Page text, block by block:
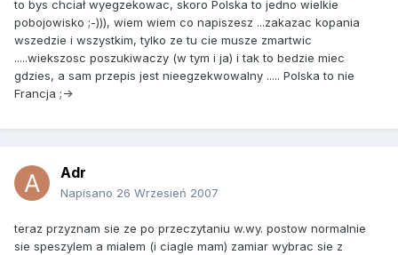
to bys chciał wyegzekowac, skoro Polska to jedno wielkie
pobojowisko ;-))), wiem wiem co napiszesz ...zakazac kopania
wszedzie i wszystkim, tylko ze tu cie musze zmartwic
.....wiekszosc poszukiwaczy (w tym i ja) i tak to bedzie miec
gdzies, a sam przepis jest nieegzekwowalny ..... Polska to nie
Francja ;->
Adr
Napisano 26 Wrzesień 2007
teraz przyznam sie ze po przeczytaniu w.wy. postow normalnie
sie speszylem a mialem (i ciagle mam) zamiar wybrac sie z